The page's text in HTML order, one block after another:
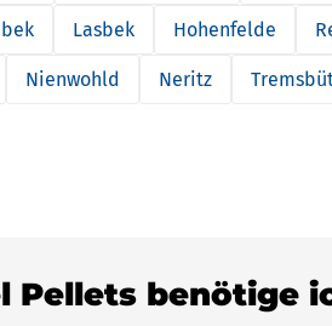
Lasbek Hohenfelde
Nienwohld Neritz
Pellets benötige